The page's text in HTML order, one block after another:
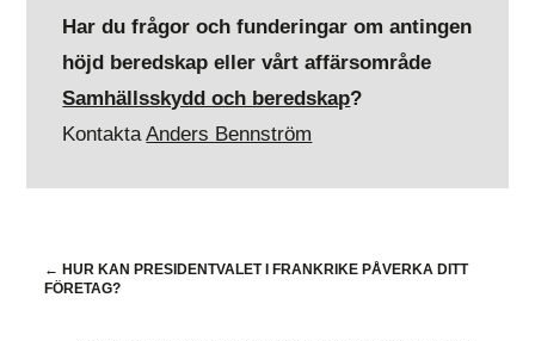
Har du frågor och funderingar om antingen
höjd beredskap eller vårt affärsområde
Samhällsskydd och beredskap?
KontaktaAnders Bennström
← HUR KAN PRESIDENTVALET I FRANKRIKE PÅVERKA DITT
FÖRETAG?